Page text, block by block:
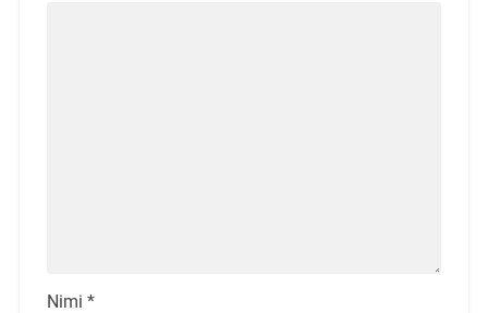
Nimi *